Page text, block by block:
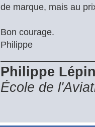
de marque, mais au
Bon courage.
Philippe
Philippe
École de